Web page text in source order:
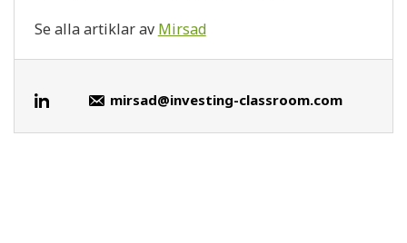
Se alla artiklar av Mirsad
mirsad@investing-classroom.com